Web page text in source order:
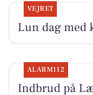
VEJRET
Lun dag med
ALARM112
Indbrud på